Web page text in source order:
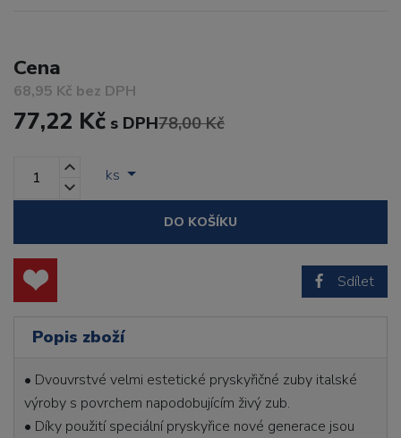
Cena
68,95 Kč bez DPH
77,22 Kč s DPH78,00 Kč
ks
DO KOŠÍKU
Sdílet
Popis zboží
• Dvouvrstvé velmi estetické pryskyřičné zuby italské
výroby s povrchem napodobujícím živý zub.
• Díky použití speciální pryskyřice nové generace jsou